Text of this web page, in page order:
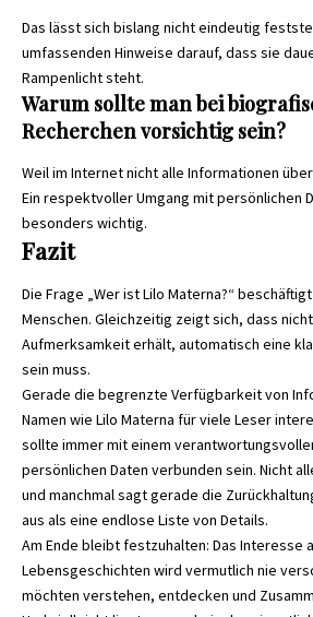
Das lässt sich bislang nicht eindeutig
umfassenden Hinweise darauf, dass sie
Rampenlicht steht.
Warum sollte man bei
Recherchen vorsichtig sein?
Weil im Internet nicht alle Informationen
Ein respektvoller Umgang mit persönlichen
besonders wichtig.
Fazit
Die Frage „Wer ist Lilo Materna?“
Menschen. Gleichzeitig zeigt sich, dass
Aufmerksamkeit erhält, automatisch eine
sein muss.
Gerade die begrenzte Verfügbarkeit von
Namen wie Lilo Materna für viele Leser
sollte immer mit einem
persönlichen Daten verbunden sein. Nicht
und manchmal sagt gerade die
aus als eine endlose Liste von Details.
Am Ende bleibt festzuhalten: Das Interesse
Lebensgeschichten wird vermutlich nie
möchten verstehen, entdecken und